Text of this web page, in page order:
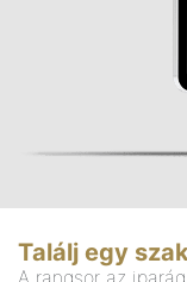
Találj egy